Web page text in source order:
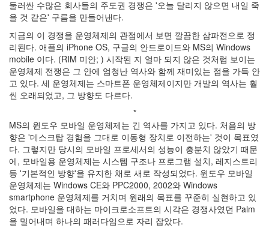
둘러싼 수많은 회사들의 주도권 경쟁은 '오늘 달리지 않으면 내일 죽
을 것 같은' 구름을 만들어낸다.
지금의 이 경쟁을 운영체제의 관점에서 보면 깔끔한 삼파전으로 정
리된다. 애플의 iPhone OS, 구글의 안드로이드와 MS의 Windows
mobile 이다. (RIM 미안; ) 시작된 지 얼마 되지 않은 것처럼 보이는
운영체제 전쟁은 그 안에 엄청난 역사와 함께 재미있는 점을 가득 안
고 있다. 세 운영체제는 스마트폰 운영체제이지만 개발의 역사는 훨
씬 오래되었고, 그 방향도 다르다.
*
MS의 윈도우 모바일 운영체제는 긴 역사를 가지고 있다. 처음의 방
향은 '데스크탑 경험을 그대로 이동형 장치로 이전하는' 것이 목표였
다. 그렇지만 당시의 모바일 프로세서의 성능이 충분치 않았기 때문
에, 모바일용 운영체제는 시스템 구조나 프로그램 설치, 레지스트리
등 '기본적인 방향'을 유지한 채로 새로 작성되었다. 윈도우 모바일
운영체제는 Windows CE와 PPC2000, 2002와 Windows
smartphone 운영체제를 거치며 원래의 목표를 꾸준히 실현하고 있
었다. 모바일을 대하는 마이크로소프트의 시각은 경쟁사였던 Palm
을 밀어내며 하나의 패러다임으로 자리 잡았다.
단
상
덕
질
의
끝
[영
화]
인
이
드
아
웃
LG
전
자
모
바